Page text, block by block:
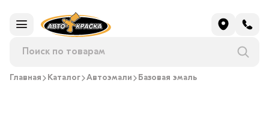
Главная Каталог Автоэмали Базовая эмаль